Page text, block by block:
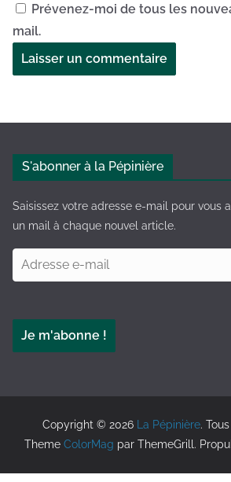
Prévenez-moi de tous les
mail.
e
v
S'abonner à la Pépinière
Saisissez votre adresse e-mail pour vous
un mail à chaque nouvel article.
d
s
e
i
Je m'abonne !
Copyright © 2026 La Pépinière.
Theme ColorMag par ThemeGrill.